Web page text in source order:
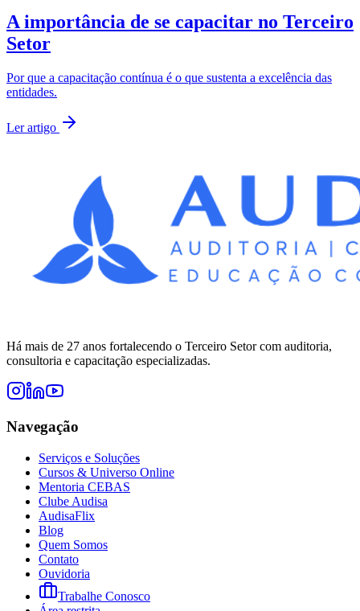
A importância de se capacitar no Terceiro
Setor
Por que a capacitação contínua é o que sustenta a excelência das
entidades.
Ler artigo
Há mais de 27 anos fortalecendo o Terceiro Setor com auditoria,
consultoria e capacitação especializadas.
Navegação
Serviços e Soluções
Cursos & Universo Online
Mentoria CEBAS
Clube Audisa
AudisaFlix
Blog
Quem Somos
Contato
Ouvidoria
Trabalhe Conosco